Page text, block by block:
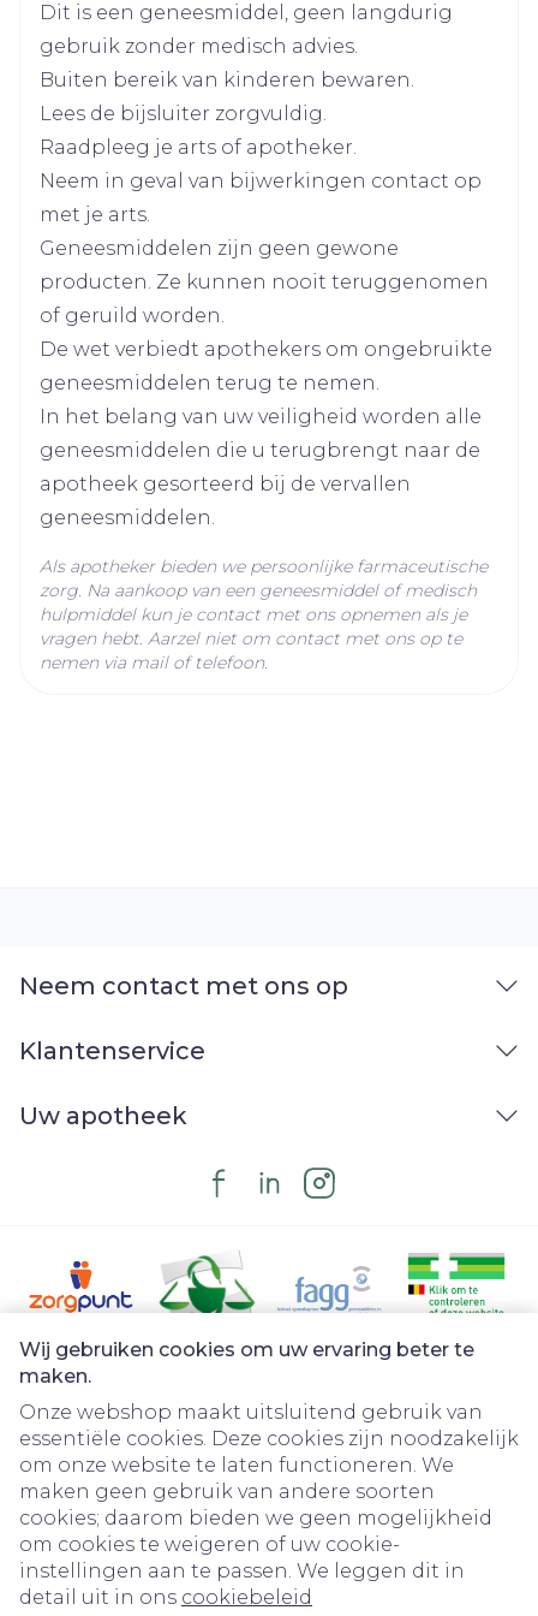
Wij gebruiken cookies om uw ervaring beter te
maken.
Onze webshop maakt uitsluitend gebruik van
essentiële cookies. Deze cookies zijn noodzakelijk
om onze website te laten functioneren. We
maken geen gebruik van andere soorten
cookies; daarom bieden we geen mogelijkheid
om cookies te weigeren of uw cookie-
instellingen aan te passen. We leggen dit in
detail uit in ons cookiebeleid
Breedte 48 mm
Lengte
Diepte 30 mm
Hoeveelheid
Verpakking
56
Actieve
Ingrediënten
Behoud
Kamertemperatuur (15°C -
25°C)
Dit is een geneesmiddel, geen langdurig
gebruik zonder medisch advies.
Buiten bereik van kinderen bewaren.
Lees de bijsluiter zorgvuldig.
Raadpleeg je arts of apotheker.
Neem in geval van bijwerkingen contact op
met je arts.
Geneesmiddelen zijn geen gewone
producten. Ze kunnen nooit teruggenomen
of geruild worden.
De wet verbiedt apothekers om ongebruikte
geneesmiddelen terug te nemen.
In het belang van uw veiligheid worden alle
geneesmiddelen die u terugbrengt naar de
apotheek gesorteerd bij de vervallen
geneesmiddelen.
Als apotheker bieden we persoonlijke farmaceutische
zorg. Na aankoop van een geneesmiddel of medisch
hulpmiddel kun je contact met ons opnemen als je
vragen hebt. Aarzel niet om contact met ons op te
nemen via mail of telefoon.
Neem contact met ons op
Klantenservice
Uw apotheek
Juridische links